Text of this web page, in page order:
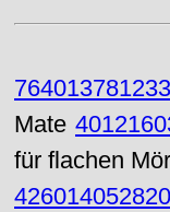
Mate
für flachen